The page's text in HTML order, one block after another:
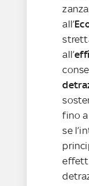
all’
all’
fino
se